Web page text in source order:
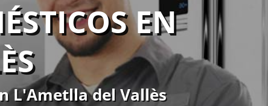
EN
L'Ametlla del Vallès